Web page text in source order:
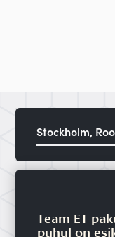
Stockholm,
Team ET
puhul on